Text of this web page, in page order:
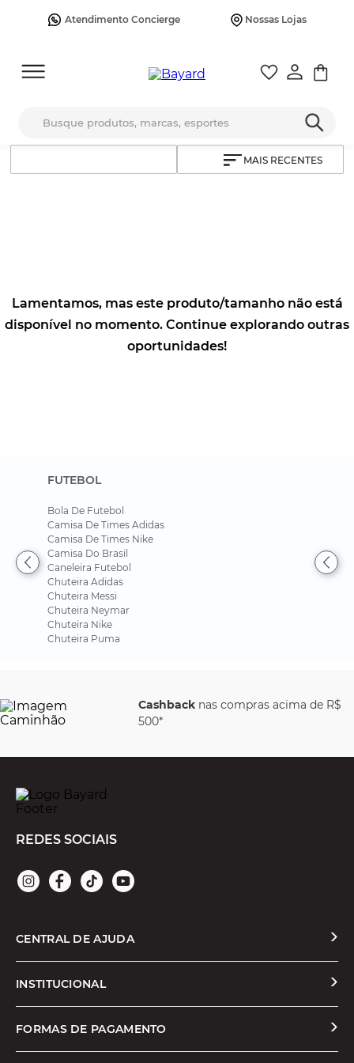
Atendimento Concierge Nossas Lojas
MAIS RECENTES
FUTEBOL
Bola De Futebol
Camisa De Times Adidas
Camisa De Times Nike
Camisa Do Brasil
Caneleira Futebol
Chuteira Adidas
Chuteira Messi
Chuteira Neymar
Chuteira Nike
Chuteira Puma
Cashbacknas compras acima de R$
500*
REDES SOCIAIS
CENTRAL DE AJUDA
Solicitar Troca ou Devolução
Formas de Pagamento
INSTITUCIONAL
Quem Somos
FORMAS DE PAGAMENTO